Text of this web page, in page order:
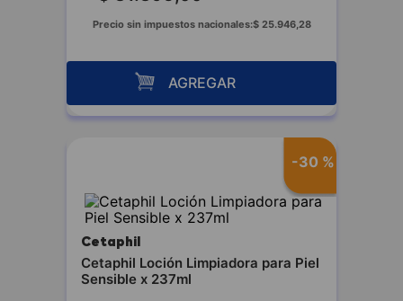
Precio sin impuestos nacionales:$ 25.946,28
AGREGAR
-30 %
Cetaphil
Cetaphil Loción Limpiadora para Piel
Sensible x 237ml